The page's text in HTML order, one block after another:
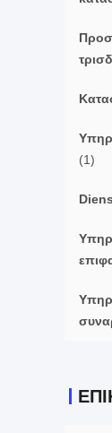
(1)